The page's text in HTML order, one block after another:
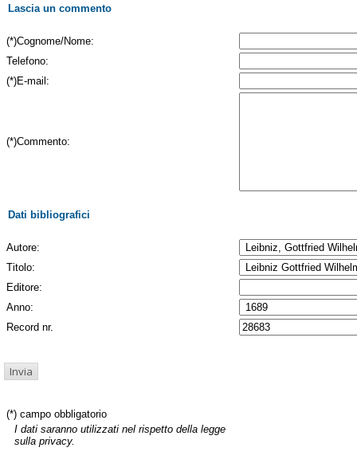
Lascia un commento
(*)Cognome/Nome:
Telefono:
(*)E-mail:
(*)Commento:
Dati bibliografici
Autore:
Titolo:
Editore:
Anno:
Record nr.
(*) campo obbligatorio
I dati saranno utilizzati nel rispetto della legge
sulla privacy.